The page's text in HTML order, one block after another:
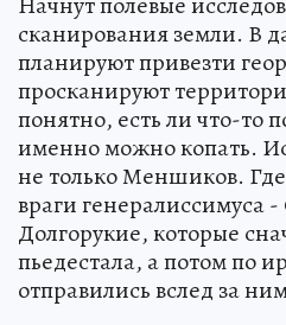
сканирования земли. В
планируют привезти
просканируют
понятно, есть ли что-то
именно можно копать.
не только Меншиков.
враги генералиссимуса
Долгорукие, которые
пьедестала, а потом по
отправились вслед за